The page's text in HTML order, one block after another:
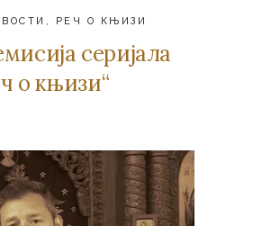
, РЕЧ О КЊИЗИ
серијала
о књизи“